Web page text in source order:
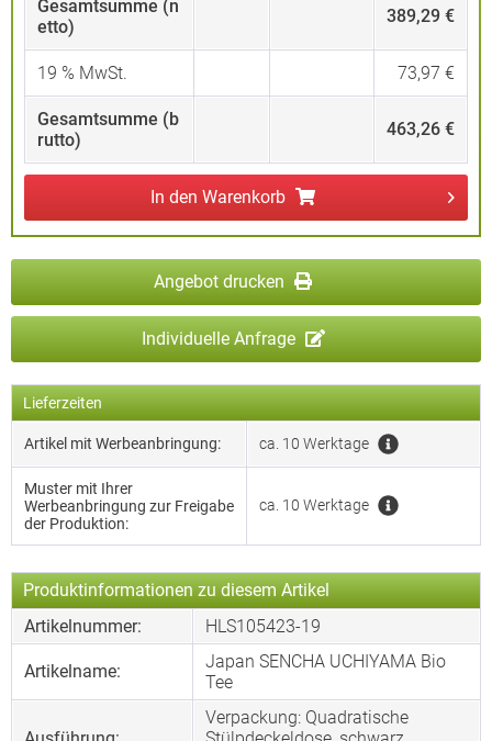
Gesamtsumme (n
etto)
389,29 €
19 % MwSt. 73,97 €
Gesamtsumme (b
rutto)
463,26 €
In den Warenkorb
Angebot drucken
Individuelle Anfrage
Lieferzeiten
Artikel mit Werbeanbringung: ca. 10 Werktage
Muster mit Ihrer
Werbeanbringung zur Freigabe
der Produktion:
ca. 10 Werktage
Produktinformationen zu diesem Artikel
Artikelnummer:
HLS105423-19
Artikelname:
Japan SENCHA UCHIYAMA Bio
Tee
Verpackung: Quadratische